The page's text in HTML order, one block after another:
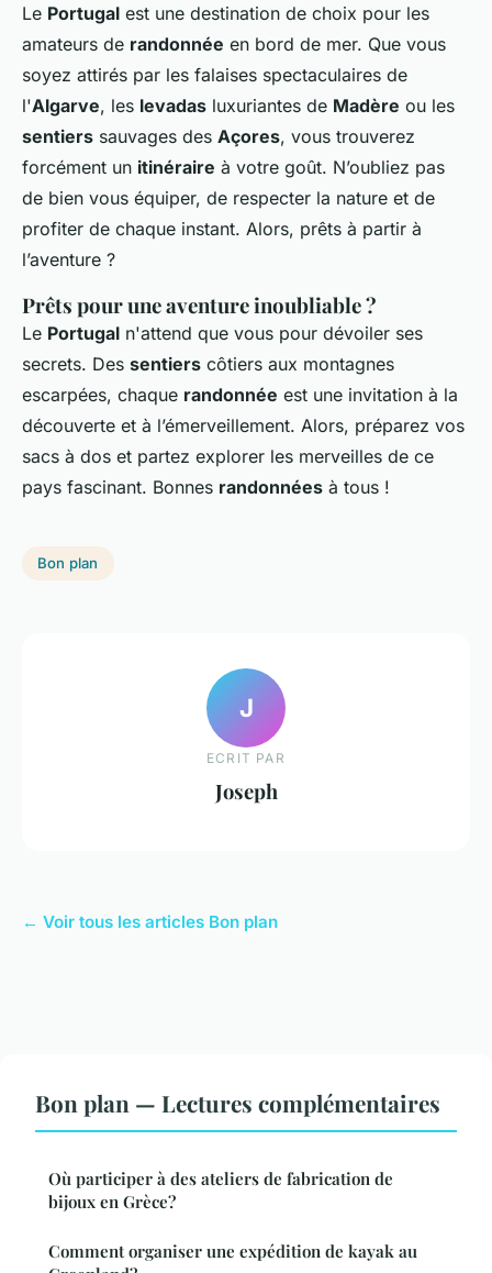
Le Portugal est une destination de choix pour les
amateurs de randonnée en bord de mer. Que vous
soyez attirés par les falaises spectaculaires de
l'Algarve, les levadas luxuriantes de Madère ou les
sentiers sauvages des Açores, vous trouverez
forcément un itinéraire à votre goût. N’oubliez pas
de bien vous équiper, de respecter la nature et de
profiter de chaque instant. Alors, prêts à partir à
l’aventure ?
Prêts pour une aventure inoubliable ?
Le Portugal n'attend que vous pour dévoiler ses
secrets. Des sentiers côtiers aux montagnes
escarpées, chaque randonnée est une invitation à la
découverte et à l’émerveillement. Alors, préparez vos
sacs à dos et partez explorer les merveilles de ce
pays fascinant. Bonnes randonnées à tous !
Bon plan
J
ECRIT PAR
Joseph
← Voir tous les articles Bon plan
Bon plan — Lectures complémentaires
Où participer à des ateliers de fabrication de
bijoux en Grèce?
Comment organiser une expédition de kayak au